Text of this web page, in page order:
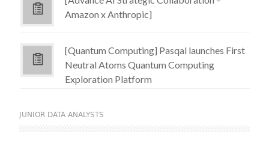
Amazon x Anthropic]
[Quantum Computing] Pasqal launches First
Neutral Atoms Quantum Computing
Exploration Platform
JUNIOR DATA ANALYSTS